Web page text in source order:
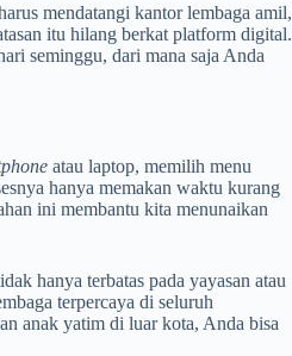
mendatangi kantor lembaga amil,
itu hilang berkat platform digital.
seminggu, dari mana saja Anda
atau laptop, memilih menu
hanya memakan waktu kurang
ini membantu kita menunaikan
hanya terbatas pada yayasan atau
terpercaya di seluruh
anak yatim di luar kota, Anda bisa